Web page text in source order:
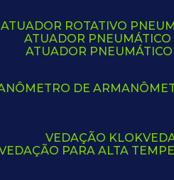
ATUADOR ROTATIVO
ATUADOR
ATUADOR
DE AR
VEDAÇÃO KLOK
VEDAÇÃO PARA ALTA